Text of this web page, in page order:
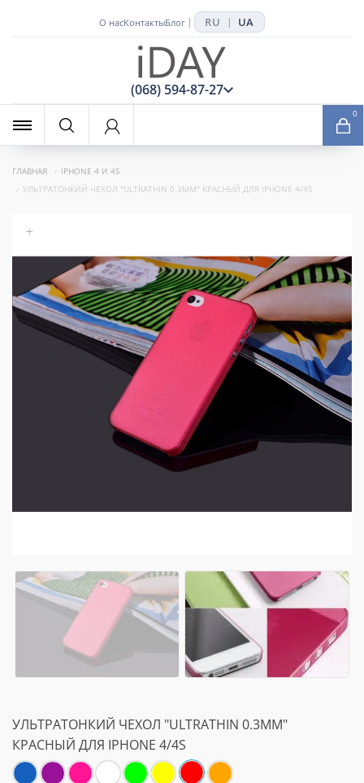
О насКонтактыБлог | RU | UA
(068) 594-87-27
0
ГЛАВНАЯ
IPHONE 4 И 4S
УЛЬТРАТОНКИЙ ЧЕХОЛ "ULTRATHIN 0.3MM" КРАСНЫЙ ДЛЯ IPHONE 4/4S
+
УЛЬТРАТОНКИЙ ЧЕХОЛ "ULTRATHIN 0.3MM"
КРАСНЫЙ ДЛЯ IPHONE 4/4S